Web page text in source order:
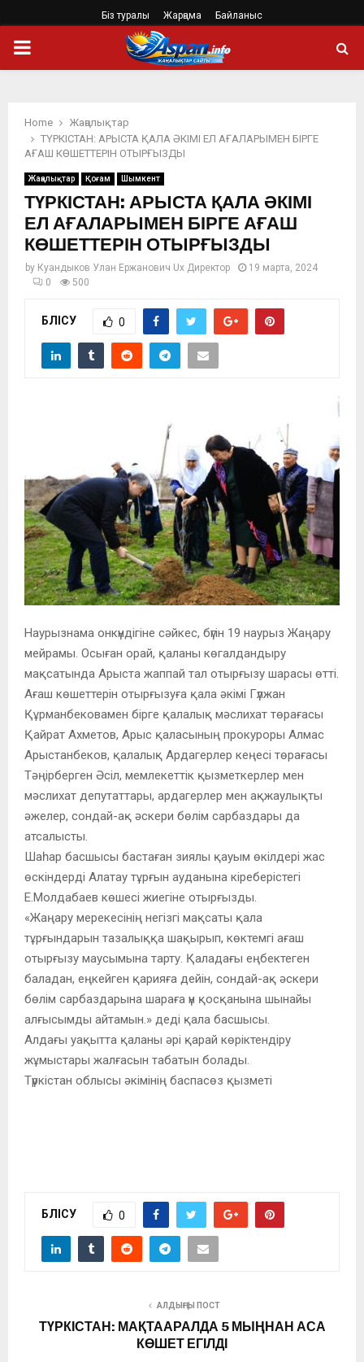
Біз туралы Жарңама Байланыс
PRIMARY
Home
Жаңалықтар
ТҮРКІСТАН: АРЫСТА ҚАЛА ӘКІМІ ЕЛ АҒАЛАРЫМЕН БІРГЕ
АҒАШ КӨШЕТТЕРІН ОТЫРҒЫЗДЫ
Жаңалықтар Қоғам Шымкент
ТҮРКІСТАН: АРЫСТА ҚАЛА ӘКІМІ
ЕЛ АҒАЛАРЫМЕН БІРГЕ АҒАШ
КӨШЕТТЕРІН ОТЫРҒЫЗДЫ
by Куандыков Улан Ержанович Ux Директор
19 марта, 2024
0
500
БӨЛІСУ 0
Наурызнама онкүндігіне сәйкес, бүгін 19 наурыз Жаңару
мейрамы. Осыған орай, қаланы көгалдандыру
мақсатында Арыста жаппай тал отырғызу шарасы өтті.
Ағаш көшеттерін отырғызуға қала әкімі Гүлжан
Құрманбековамен бірге қалалық мәслихат төрағасы
Қайрат Ахметов, Арыс қаласының прокуроры Алмас
Арыстанбеков, қалалық Ардагерлер кеңесі төрағасы
Тәңірберген Әсіл, мемлекеттік қызметкерлер мен
мәслихат депутаттары, ардагерлер мен ақжаулықты
әжелер, сондай-ақ әскери бөлім сарбаздары да
атсалысты.
Шаһар басшысы бастаған зиялы қауым өкілдері жас
өскіндерді Алатау тұрғын ауданына кіреберістегі
Е.Молдабаев көшесі жиегіне отырғызды.
«Жаңару мерекесінің негізгі мақсаты қала
тұрғындарын тазалыққа шақырып, көктемгі ағаш
отырғызу маусымына тарту. Қаладағы еңбектеген
баладан, еңкейген қарияға дейін, сондай-ақ әскери
бөлім сарбаздарына шараға үн қосқанына шынайы
алғысымды айтамын.» деді қала басшысы.
Алдағы уақытта қаланы әрі қарай көріктендіру
жұмыстары жалғасын табатын болады.
Түркістан облысы әкімінің баспасөз қызметі
БӨЛІСУ 0
АЛДЫҢҒЫ ПОСТ
ТҮРКІСТАН: МАҚТААРАЛДА 5 МЫҢНАН АСА
КӨШЕТ ЕГІЛДІ